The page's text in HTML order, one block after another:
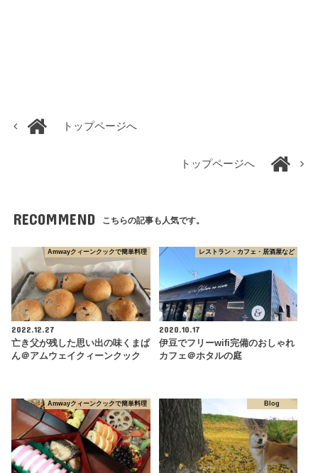
トップページへ
トップページへ
RECOMMEND こちらの記事も人気です。
Amwayクィーンクックで簡単料理
2022.12.27
亡き父が残した思い出の味くまぱ
ん＠アムウェイクィーンクック
レストラン・カフェ・居酒屋など
2020.10.17
伊豆でフリーwifi完備のおしゃれ
カフェ＠ホタルの庭
Amwayクィーンクックで簡単料理 Blog